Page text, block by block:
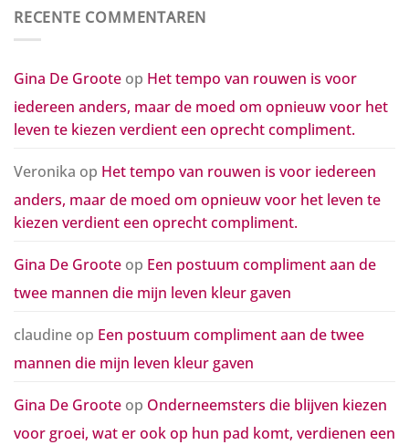
moed
leven
te
verdient
oprecht
aan
de
leven
gaven
RECENTE COMMENTAREN
Gina De Groote op Het tempo van rouwen is voor
iedereen anders, maar de moed om opnieuw voor het
leven te kiezen verdient een oprecht compliment.
Veronika op Het tempo van rouwen is voor iedereen
anders, maar de moed om opnieuw voor het leven te
kiezen verdient een oprecht compliment.
Gina De Groote op Een postuum compliment aan de
twee mannen die mijn leven kleur gaven
claudine op Een postuum compliment aan de twee
mannen die mijn leven kleur gaven
Gina De Groote op Onderneemsters die blijven kiezen
voor groei, wat er ook op hun pad komt, verdienen een